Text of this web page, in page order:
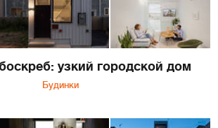
узкий городской дом
Будинки